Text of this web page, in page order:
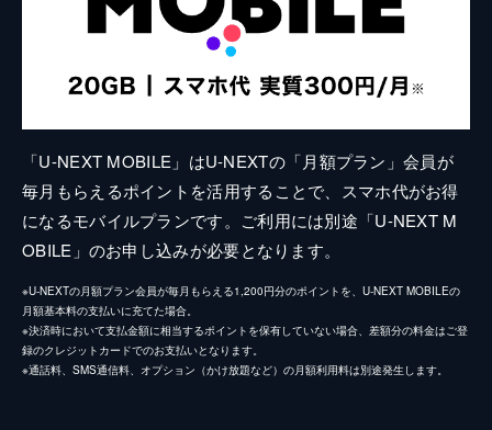
「U-NEXT MOBILE」はU-NEXTの「月額プラン」会員が
毎月もらえるポイントを活用することで、スマホ代がお得
になるモバイルプランです。ご利用には別途「U-NEXT M
OBILE」のお申し込みが必要となります。
※U-NEXTの月額プラン会員が毎月もらえる1,200円分のポイントを、U-NEXT MOBILEの
月額基本料の支払いに充てた場合。
※決済時において支払金額に相当するポイントを保有していない場合、差額分の料金はご登
録のクレジットカードでのお支払いとなります。
※通話料、SMS通信料、オプション（かけ放題など）の月額利用料は別途発生します。